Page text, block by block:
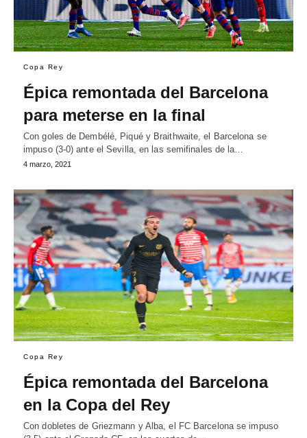
Copa Rey
Épica remontada del Barcelona
para meterse en la final
Con goles de Dembélé, Piqué y Braithwaite, el Barcelona se
impuso (3-0) ante el Sevilla, en las semifinales de la…
4 marzo, 2021
Copa Rey
Épica remontada del Barcelona
en la Copa del Rey
Con dobletes de Griezmann y Alba, el FC Barcelona se impuso